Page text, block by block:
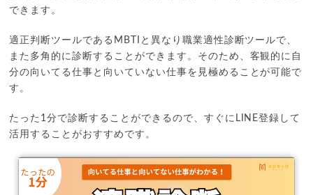
できます。
適正判断ツールであるMBTIと異なり職業適性診断ツールで、
また多角的に診断することができます。そのため、客観的に自
分の向いてる仕事と向いていない仕事を見極めることが可能で
す。
たった1分で診断することができるので、すぐにLINE登録して
活用することがおすすめです。